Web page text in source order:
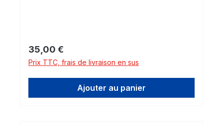
Prix régulier :
35,00 €
Prix TTC, frais de livraison en sus
Ajouter au panier